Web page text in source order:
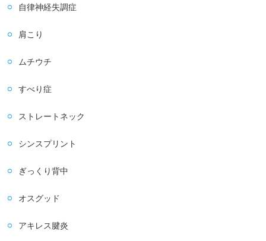
自律神経失調症
肩こり
ムチウチ
すべり症
ストレートネック
シンスプリント
ぎっくり背中
オスグッド
アキレス腱炎